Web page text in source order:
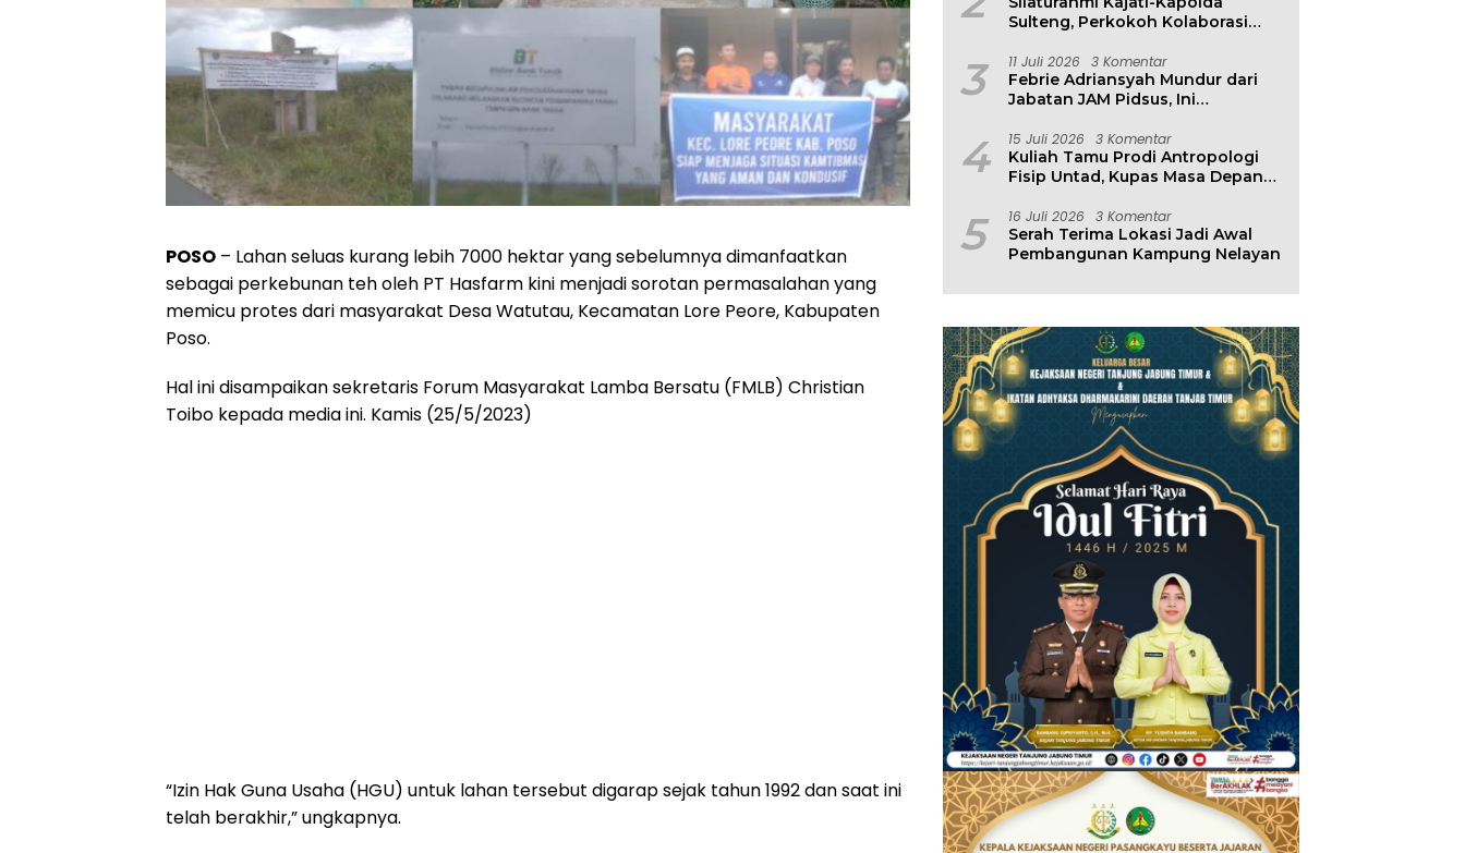
POSO – Lahan seluas kurang lebih 7000 hektar yang sebelumnya dimanfaatkan
sebagai perkebunan teh oleh PT Hasfarm kini menjadi sorotan permasalahan yang
memicu protes dari masyarakat Desa Watutau, Kecamatan Lore Peore, Kabupaten
Poso.
Hal ini disampaikan sekretaris Forum Masyarakat Lamba Bersatu (FMLB) Christian
Toibo kepada media ini. Kamis (25/5/2023)
“Izin Hak Guna Usaha (HGU) untuk lahan tersebut digarap sejak tahun 1992 dan saat ini
telah berakhir,” ungkapnya.
Sulteng, Perkokoh Kolaborasi
3 11 Juli 2026 3 Komentar
Febrie Adriansyah Mundur dari
Jabatan JAM Pidsus, Ini
4 15 Juli 2026 3 Komentar
Kuliah Tamu Prodi Antropologi
Fisip Untad, Kupas Masa Depan
Lingkungan
5 16 Juli 2026 3 Komentar
Serah Terima Lokasi Jadi Awal
Pembangunan Kampung Nelayan